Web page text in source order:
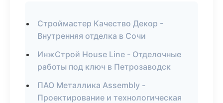
Строймастер Качество Декор -
Внутренняя отделка в Сочи
ИнжСтрой House Line - Отделочные
работы под ключ в Петрозаводск
ПАО Металлика Assembly -
Проектирование и технологическая